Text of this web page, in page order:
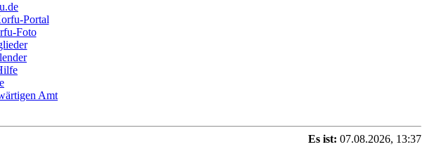
Portal
Foto
Es ist: 07.08.2026, 13:37